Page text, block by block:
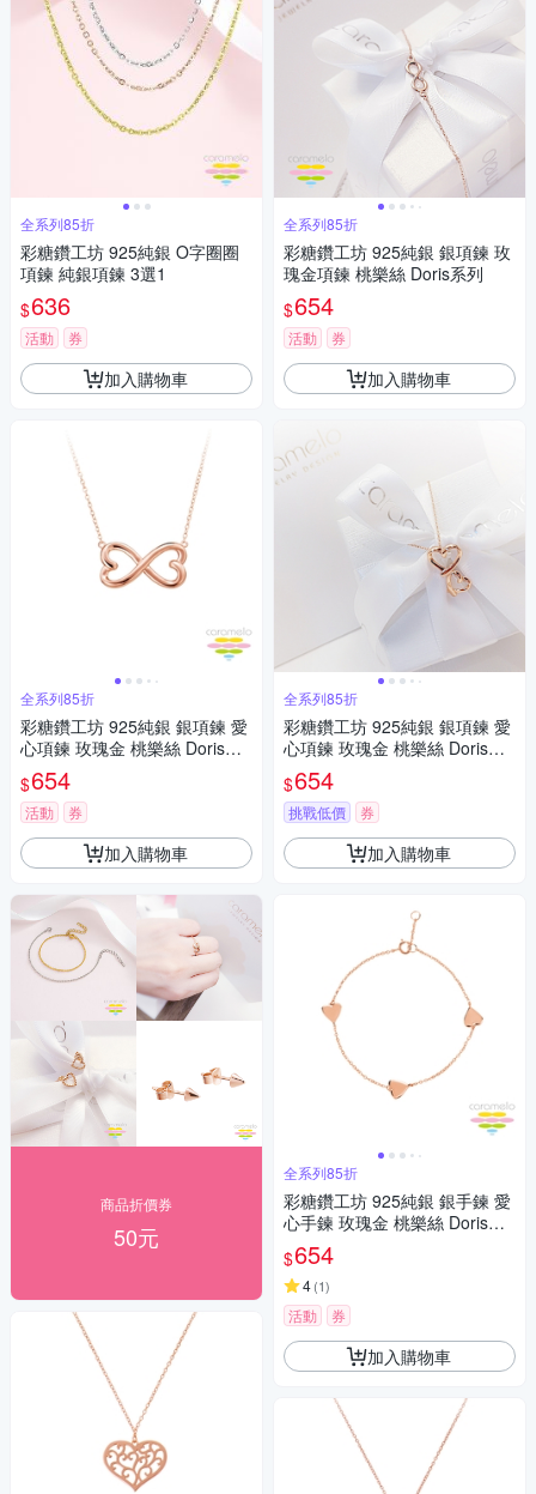
全系列85折
彩糖鑽工坊 925純銀 O字圈圈
項鍊 純銀項鍊 3選1
$636
活動 券
加入購物車
全系列85折
彩糖鑽工坊 925純銀 銀項鍊 愛
心項鍊 玫瑰金 桃樂絲 Doris系
列
$654
活動 券
加入購物車
商品折價券
50元
全系列85折
彩糖鑽工坊 925純銀 銀項鍊 玫
瑰金項鍊 桃樂絲 Doris系列
$654
活動 券
加入購物車
全系列85折
彩糖鑽工坊 925純銀 銀項鍊 愛
心項鍊 玫瑰金 桃樂絲 Doris系
列
$654
挑戰低價 券
加入購物車
全系列85折
彩糖鑽工坊 925純銀 銀手鍊 愛
心手鍊 玫瑰金 桃樂絲 Doris系
列
$654
4(1)
活動 券
加入購物車